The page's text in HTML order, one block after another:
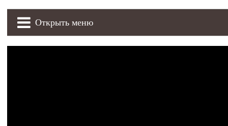
Открыть меню